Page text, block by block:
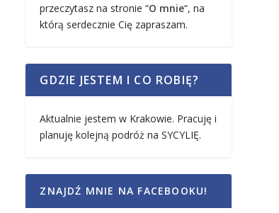
przeczytasz na stronie “O mnie“, na
którą serdecznie Cię zapraszam.
GDZIE JESTEM I CO ROBIĘ?
Aktualnie jestem w Krakowie. Pracuję i
planuję kolejną podróż na SYCYLIĘ.
ZNAJDŹ MNIE NA FACEBOOKU!